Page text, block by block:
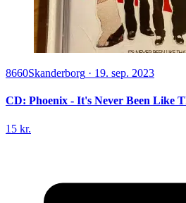
8660Skanderborg · 19. sep. 2023
CD: Phoenix - It's Never Been Like
15 kr.